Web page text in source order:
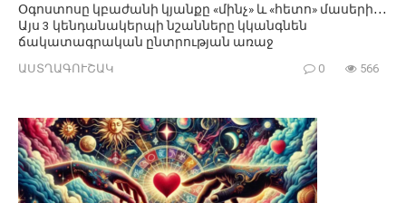
Օգոստոսը կբաժանի կյանքը «մինչ» և «հետո» մասերի․․․
Այս 3 կենդանակերպի նշանները կկանգնեն
ճակատագրական ընտրության առաջ
ԱՍՏՂԱԳՈՒՇԱԿ 0 566